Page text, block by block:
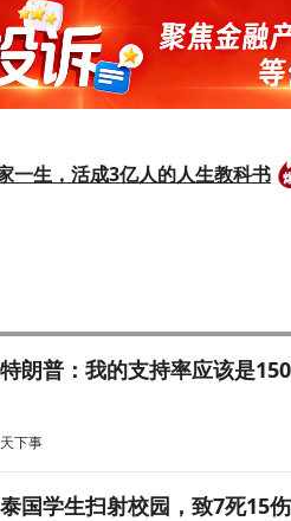
一生，活成3亿人的人生教科书
特朗普：我的支持率应该是
天下事
泰国学生扫射校园，致7死15